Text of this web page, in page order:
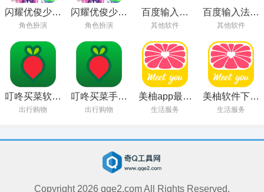
闪耀优俊少女
安卓最新版下
角色扮演
闪耀优俊少女
国服下载安装
角色扮演
百度输入法
app下载
其他软件
百度输入法下
载手机版
其他软件
叮咚买菜软件
官方版下载
出行购物
叮咚买菜手机
版免费下载
出行购物
美柚app最新
版下载
生活服务
美柚软件下载
安装手机版
生活服务
Copyright 2026 qqe2.com All Rights Reserved.